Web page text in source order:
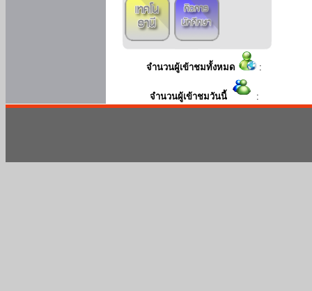
จำนวนผู้เข้าชมทั้งหมด :
จำนวนผู้เข้าชมวันนี้ :